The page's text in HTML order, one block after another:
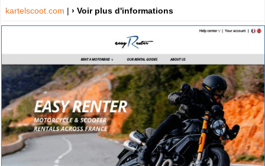
kartelscoot.com | › Voir plus d'informations